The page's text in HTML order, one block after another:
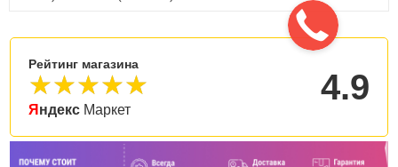
Рейтинг магазина
Яндекс Маркет
4.9